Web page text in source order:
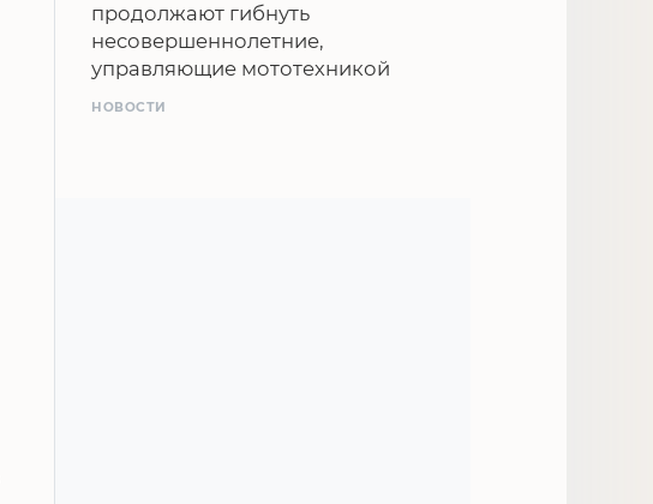
продолжают гибнуть
несовершеннолетние,
управляющие мототехникой
НОВОСТИ